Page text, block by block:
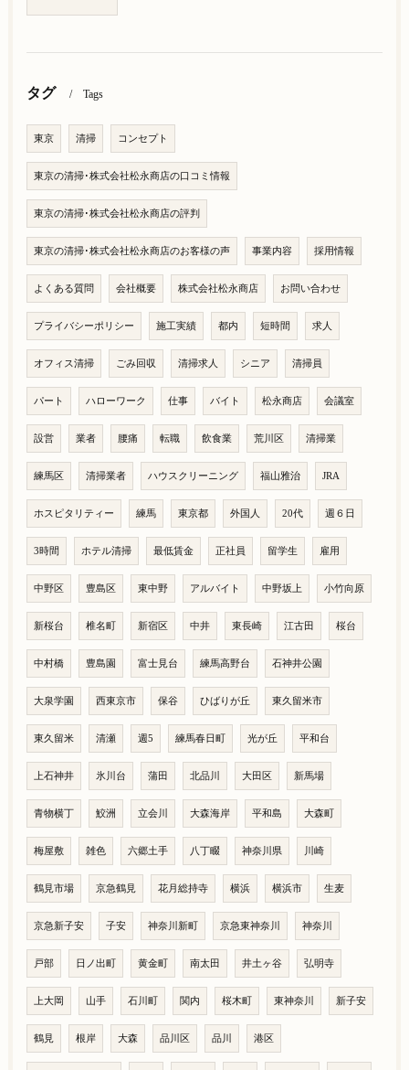
タグ Tags
東京 清掃 コンセプト
東京の清掃･株式会社松永商店の口コミ情報
東京の清掃･株式会社松永商店の評判
東京の清掃･株式会社松永商店のお客様の声 事業内容 採用情報
よくある質問 会社概要 株式会社松永商店 お問い合わせ
プライバシーポリシー 施工実績 都内 短時間 求人
オフィス清掃 ごみ回収 清掃求人 シニア 清掃員
パート ハローワーク 仕事 バイト 松永商店 会議室
設営 業者 腰痛 転職 飲食業 荒川区 清掃業
練馬区 清掃業者 ハウスクリーニング 福山雅治 JRA
ホスピタリティー 練馬 東京都 外国人 20代 週６日
3時間 ホテル清掃 最低賃金 正社員 留学生 雇用
中野区 豊島区 東中野 アルバイト 中野坂上 小竹向原
新桜台 椎名町 新宿区 中井 東長崎 江古田 桜台
中村橋 豊島園 富士見台 練馬高野台 石神井公園
大泉学園 西東京市 保谷 ひばりが丘 東久留米市
東久留米 清瀬 週5 練馬春日町 光が丘 平和台
上石神井 氷川台 蒲田 北品川 大田区 新馬場
青物横丁 鮫洲 立会川 大森海岸 平和島 大森町
梅屋敷 雑色 六郷土手 八丁畷 神奈川県 川崎
鶴見市場 京急鶴見 花月総持寺 横浜 横浜市 生麦
京急新子安 子安 神奈川新町 京急東神奈川 神奈川
戸部 日ノ出町 黄金町 南太田 井土ヶ谷 弘明寺
上大岡 山手 石川町 関内 桜木町 東神奈川 新子安
鶴見 根岸 大森 品川区 品川 港区